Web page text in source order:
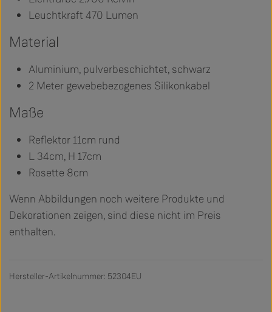
Leuchtkraft 470 Lumen
Material
Aluminium, pulverbeschichtet, schwarz
2 Meter gewebebezogenes Silikonkabel
Maße
Reflektor 11cm rund
L 34cm, H 17cm
Rosette 8cm
Wenn Abbildungen noch weitere Produkte und
Dekorationen zeigen, sind diese nicht im Preis
enthalten.
Hersteller-Artikelnummer: 52304EU